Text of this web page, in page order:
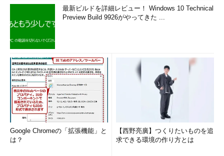
最新ビルドを詳細レビュー！ Windows 10 Technical
Preview Build 9926がやってきた ...
Google Chromeの「拡張機能」と
は？
【西野亮廣】つくりたいものを追
求できる環境の作り方とは